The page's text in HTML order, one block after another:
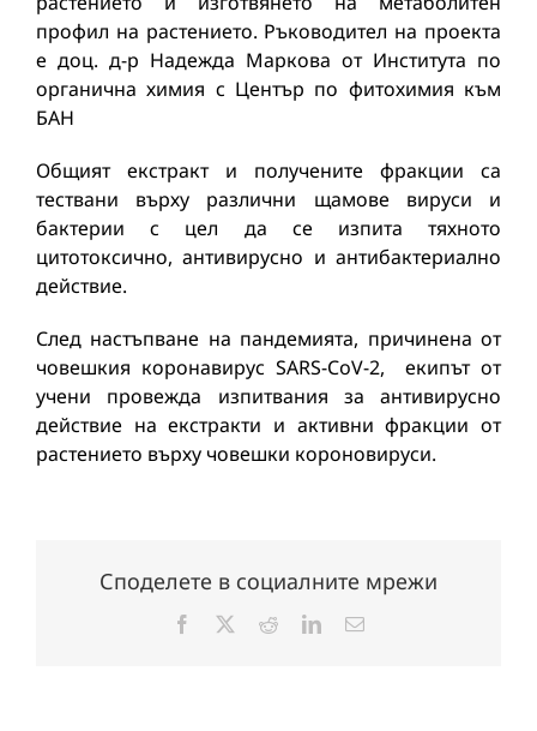
профил на растението. Ръководител на проекта
е доц. д-р Надежда Маркова от Института по
органична химия с Център по фитохимия към
БАН
Общият екстракт и получените фракции са
тествани върху различни щамове вируси и
бактерии с цел да се изпита тяхното
цитотоксично, антивирусно и антибактериално
действие.
След настъпване на пандемията, причинена от
човешкия коронавирус SARS-CoV-2, екипът от
учени провежда изпитвания за антивирусно
действие на екстракти и активни фракции от
растението върху човешки короновируси.
Споделете в социалните мрежи
Facebook RedditLinkedInЕлектронна